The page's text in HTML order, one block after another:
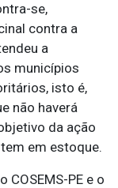
se,
contra a
a
municípios
isto é,
não haverá
da ação
em estoque.
COSEMS-PE e o